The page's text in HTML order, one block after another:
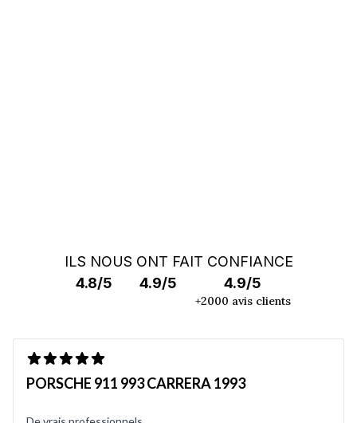
ILS NOUS ONT FAIT CONFIANCE
4.8/5
4.9/5 4.9/5
+2000 avis clients
PORSCHE 911 993 CARRERA 1993